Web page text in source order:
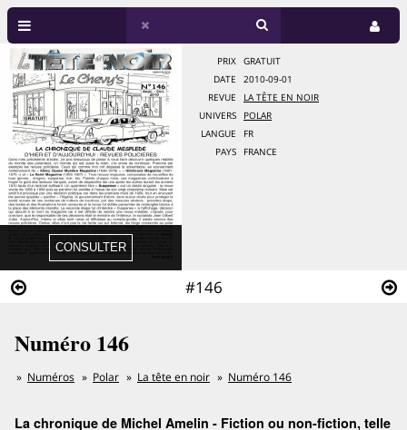
#146
PRIX
GRATUIT
DATE
2010-09-01
REVUE
LA TÊTE EN NOIR
UNIVERS
POLAR
LANGUE
FR
PAYS
FRANCE
Numéro 146
Numéros Polar La tête en noir Numéro 146
La chronique de Michel Amelin - Fiction ou non-fiction, telle